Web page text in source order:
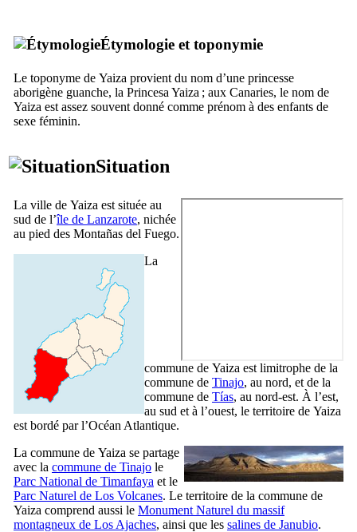
Étymologie et toponymie
Le toponyme de Yaiza provient du nom d’une princesse
aborigène guanche, la Princesa Yaiza ; aux Canaries, le nom de
Yaiza est assez souvent donné comme prénom à des enfants de
sexe féminin.
Situation
La ville de Yaiza est située au
sud de l’île de Lanzarote, nichée
au pied des Montañas del Fuego.
La
commune de Yaiza est limitrophe de la
commune de Tinajo, au nord, et de la
commune de Tías, au nord-est. À l’est,
au sud et à l’ouest, le territoire de Yaiza
est bordé par l’Océan Atlantique.
La commune de Yaiza se partage
avec la commune de Tinajo le
Parc National de Timanfaya et le
Parc Naturel de Los Volcanes. Le territoire de la commune de
Yaiza comprend aussi le Monument Naturel du massif
montagneux de Los Ajaches, ainsi que les salines de Janubio.